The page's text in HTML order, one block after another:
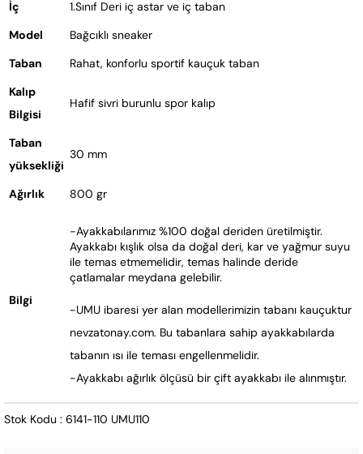
İç
1.Sınıf Deri iç astar ve iç taban
Model
Bağcıklı sneaker
Taban
Rahat, konforlu sportif kauçuk taban
Kalıp
Bilgisi
Hafif sivri burunlu spor kalıp
Taban
yüksekliği
30 mm
Ağırlık 800 gr
Bilgi
-Ayakkabılarımız %100 doğal deriden üretilmiştir.
Ayakkabı kışlık olsa da doğal deri, kar ve yağmur suyu
ile temas etmemelidir, temas halinde deride
çatlamalar meydana gelebilir.
-UMU ibaresi yer alan modellerimizin tabanı kauçuktur
nevzatonay.com. Bu tabanlara sahip ayakkabılarda
tabanın ısı ile teması engellenmelidir.
-Ayakkabı ağırlık ölçüsü bir çift ayakkabı ile alınmıştır.
Stok Kodu : 6141-110 UMU110